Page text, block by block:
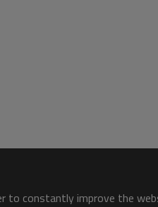
to constantly improve the